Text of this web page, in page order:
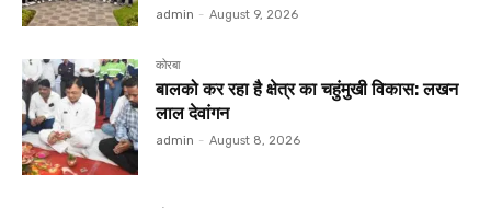
admin - August 9, 2026
कोरबा
बालको कर रहा है क्षेत्र का चहुंमुखी विकास: लखन
लाल देवांगन
admin - August 8, 2026